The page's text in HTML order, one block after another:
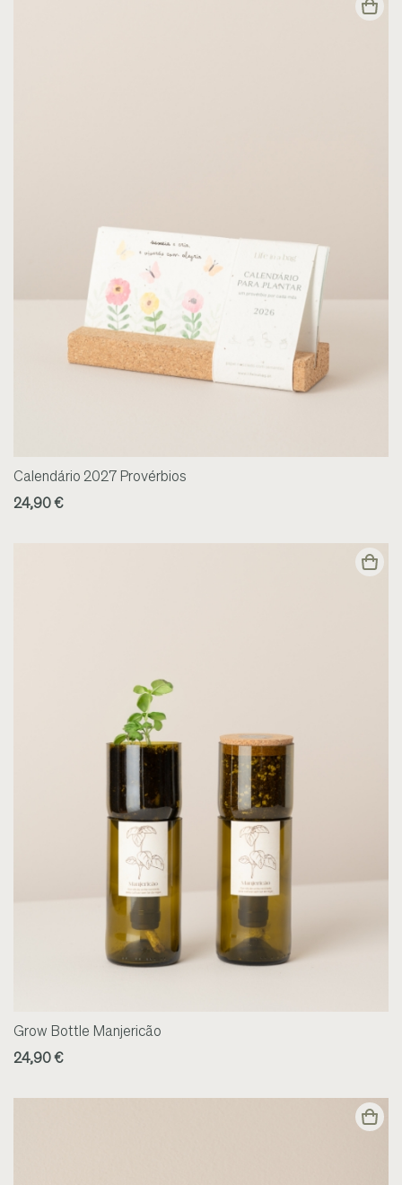
Calendário 2027 Provérbios
24,90 €
Grow Bottle Manjericão
24,90 €